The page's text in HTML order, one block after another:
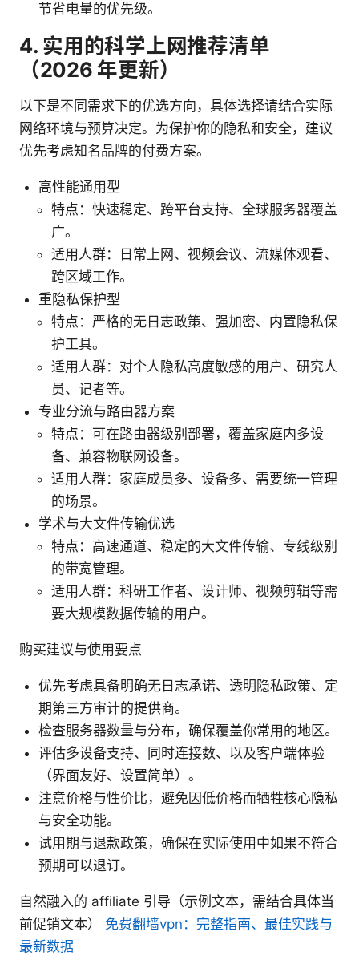
节省电量的优先级。
4. 实用的科学上网推荐清单
（2026 年更新）
以下是不同需求下的优选方向，具体选择请结合实际
网络环境与预算决定。为保护你的隐私和安全，建议
优先考虑知名品牌的付费方案。
高性能通用型
特点：快速稳定、跨平台支持、全球服务器覆盖
广。
适用人群：日常上网、视频会议、流媒体观看、
跨区域工作。
重隐私保护型
特点：严格的无日志政策、强加密、内置隐私保
护工具。
适用人群：对个人隐私高度敏感的用户、研究人
员、记者等。
专业分流与路由器方案
特点：可在路由器级别部署，覆盖家庭内多设
备、兼容物联网设备。
适用人群：家庭成员多、设备多、需要统一管理
的场景。
学术与大文件传输优选
特点：高速通道、稳定的大文件传输、专线级别
的带宽管理。
适用人群：科研工作者、设计师、视频剪辑等需
要大规模数据传输的用户。
购买建议与使用要点
优先考虑具备明确无日志承诺、透明隐私政策、定
期第三方审计的提供商。
检查服务器数量与分布，确保覆盖你常用的地区。
评估多设备支持、同时连接数、以及客户端体验
（界面友好、设置简单）。
注意价格与性价比，避免因低价格而牺牲核心隐私
与安全功能。
试用期与退款政策，确保在实际使用中如果不符合
预期可以退订。
自然融入的 affiliate 引导（示例文本，需结合具体当
前促销文本） 免费翻墙vpn：完整指南、最佳实践与
最新数据